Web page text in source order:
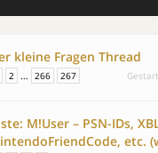
kleine Fragen Thread
2 … 266 267
M!User – PSN-IDs,
etc.